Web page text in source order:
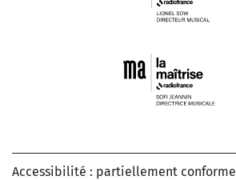
Accessibilité : partiellement conforme